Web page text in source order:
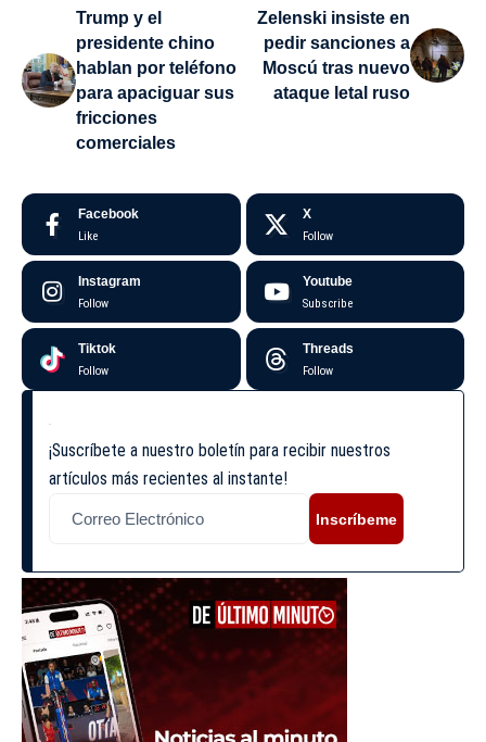
Trump y el
presidente chino
hablan por teléfono
para apaciguar sus
fricciones
comerciales
Zelenski insiste en
pedir sanciones a
Moscú tras nuevo
ataque letal ruso
Facebook
Like
X
Follow
Instagram
Follow
Youtube
Subscribe
Tiktok
Follow
Threads
Follow
¡Suscríbete a nuestro boletín para recibir nuestros
artículos más recientes al instante!
Inscríbeme